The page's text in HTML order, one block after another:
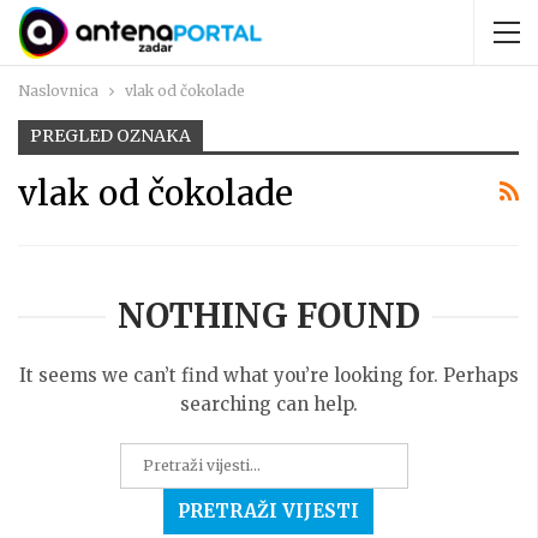
Naslovnica vlak od čokolade
PREGLED OZNAKA
vlak od čokolade
NOTHING FOUND
It seems we can’t find what you’re looking for. Perhaps
searching can help.